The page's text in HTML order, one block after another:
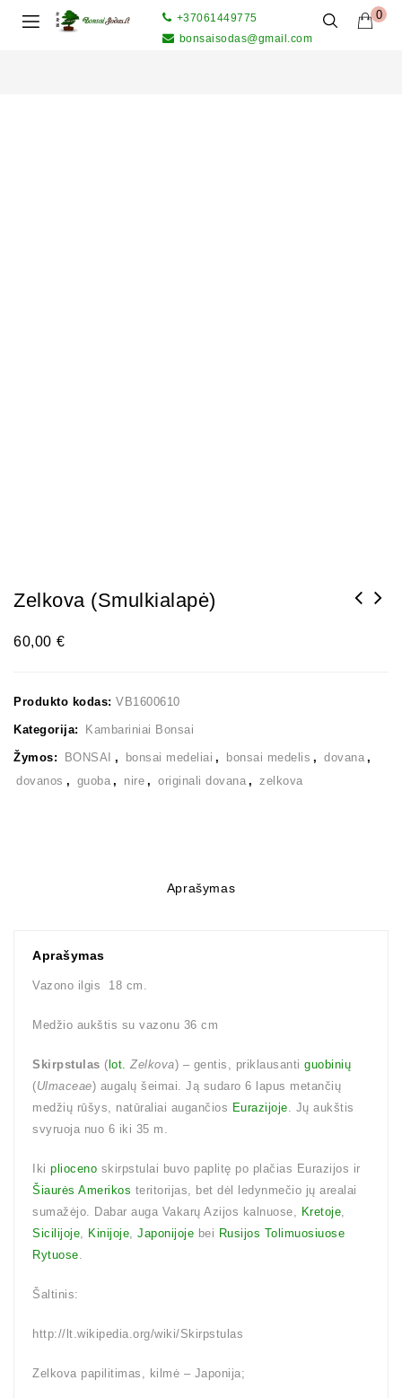
0
+37061449775
bonsaisodas@gmail.com
Zelkova (smulkialapė)
60,00 €
Produkto kodas: VB1600610
Kategorija: Kambariniai Bonsai
Žymos: BONSAI , bonsai medeliai , bonsai medelis , dovana ,
dovanos , guoba , nire , originali dovana , zelkova
Aprašymas
Aprašymas
Vazono ilgis 18 cm.
Medžio aukštis su vazonu 36 cm
Skirpstulas ( lot. Zelkova) – gentis, priklausanti guobinių
(Ulmaceae) augalų šeimai. Ją sudaro 6 lapus metančių
medžių rūšys, natūraliai augančios Eurazijoje. Jų aukštis
svyruoja nuo 6 iki 35 m.
Iki plioceno skirpstulai buvo paplitę po plačias Eurazijos ir
Šiaurės Amerikos teritorijas, bet dėl ledynmečio jų arealai
sumažėjo. Dabar auga Vakarų Azijos kalnuose, Kretoje,
Sicilijoje, Kinijoje, Japonijoje bei Rusijos Tolimuosiuose
Rytuose.
Šaltinis:
http://lt.wikipedia.org/wiki/Skirpstulas
Zelkova papilitimas, kilmė – Japonija;